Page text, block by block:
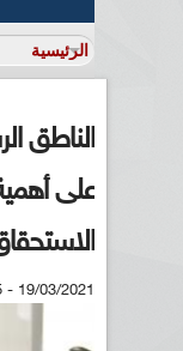
الناطق
على
19/03/2021 - 14:05